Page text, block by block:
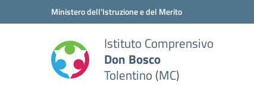
Vai ai contenuti
Vai al menu di navigazioneMinistero dell'Istruzione e del Merito
Istituto Comprensivo
Don Bosco
Tolentino (MC)